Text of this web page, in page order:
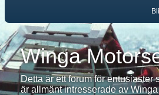
Winga
Detta är ett forum för entusiaster
är allmänt intresserade av